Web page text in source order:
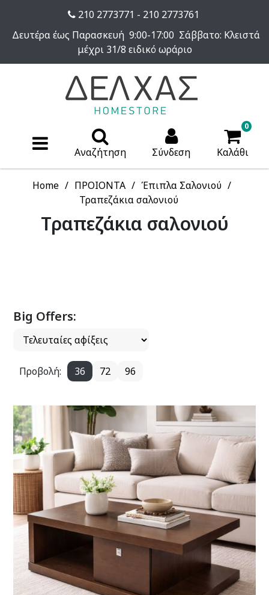
210 2773771 - 210 2773761
Δευτέρα έως Παρασκευή 9:00-17:00 Σάββατο: Κλειστά
μέχρι 31/8 ειδικό ωράριο
Αναζήτηση Σύνδεση
0
Καλάθι
Home ΠΡΟΙΟΝΤΑ
Έπιπλα Σαλονιού
Τραπεζάκια σαλονιού
Τραπεζάκια σαλονιού
Big Offers:
Προβολή: 36 72 96